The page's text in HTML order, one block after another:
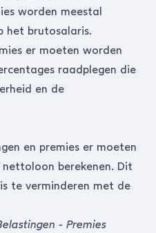
worden meestal
het brutosalaris.
er moeten worden
raadplegen die
en de
en premies er moeten
berekenen. Dit
te verminderen met de
- Premies